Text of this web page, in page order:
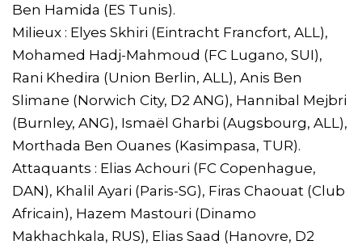
Ben Hamida (ES Tunis).
Milieux : Elyes Skhiri (Eintracht Francfort, ALL),
Mohamed Hadj-Mahmoud (FC Lugano, SUI),
Rani Khedira (Union Berlin, ALL), Anis Ben
Slimane (Norwich City, D2 ANG), Hannibal Mejbri
(Burnley, ANG), Ismaël Gharbi (Augsbourg, ALL),
Morthada Ben Ouanes (Kasimpasa, TUR).
Attaquants : Elias Achouri (FC Copenhague,
DAN), Khalil Ayari (Paris-SG), Firas Chaouat (Club
Africain), Hazem Mastouri (Dinamo
Makhachkala, RUS), Elias Saad (Hanovre, D2